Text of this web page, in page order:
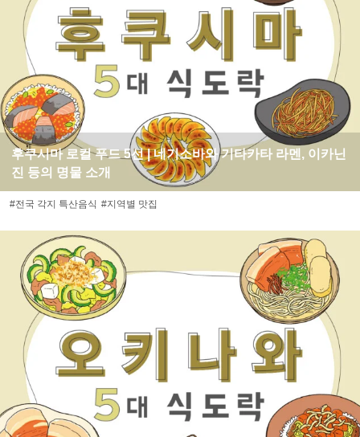
후쿠시마 로컬 푸드 5선 | 네기소바와 기타카타 라멘, 이카닌
진 등의 명물 소개
#전국 각지 특산음식 #지역별 맛집